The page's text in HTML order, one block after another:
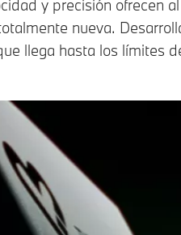
y precisión ofrecen
nueva.
llega hasta los límites